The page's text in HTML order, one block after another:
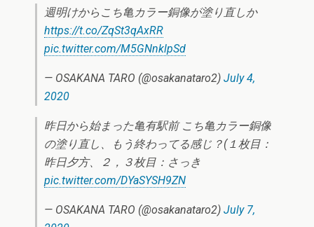
週明けからこち亀カラー銅像が塗り直しか
https://t.co/ZqSt3qAxRR
pic.twitter.com/M5GNnklpSd
— OSAKANA TARO (@osakanataro2) July 4,
2020
昨日から始まった亀有駅前 こち亀カラー銅像
の塗り直し、もう終わってる感じ？(１枚目：
昨日夕方、２，３枚目：さっき
pic.twitter.com/DYaSYSH9ZN
— OSAKANA TARO (@osakanataro2) July 7,